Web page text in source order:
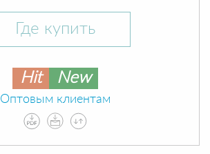
Где купить
Hit New
Оптовым клиентам